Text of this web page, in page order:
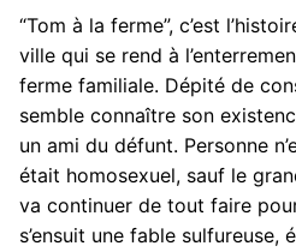
“Tom à la ferme”, c’est
ville qui se rend à
ferme familiale. Dépité de
semble connaître son
un ami du défunt. Personne
était homosexuel, sauf le
va continuer de tout faire
s’ensuit une fable sulfureuse,